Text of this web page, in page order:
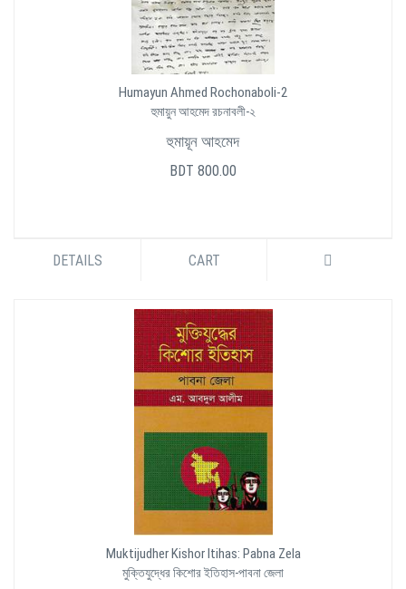
Humayun Ahmed Rochonaboli-2
হুমায়ুন আহমেদ রচনাবলী-২
হুমায়ূন আহমেদ
BDT 800.00
DETAILS CART
Muktijudher Kishor Itihas: Pabna Zela
মুক্তিযুদ্ধের কিশোর ইতিহাস-পাবনা জেলা